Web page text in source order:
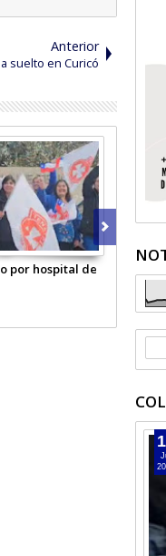
Anterior
suelto en Curicó
por hospital de
primero